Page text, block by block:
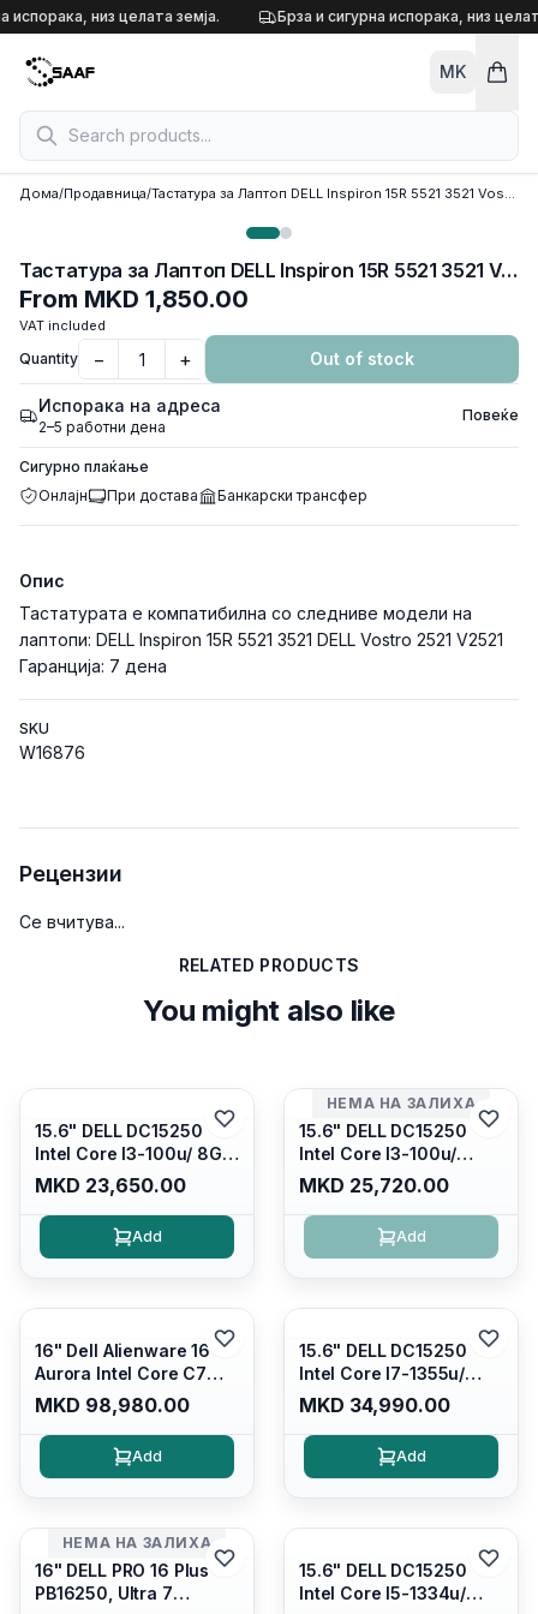
Skip to content
испорака, низ целата земја. Брза и сигурна испорака, низ
MK
Дома/Продавница/ Тастатура за Лаптоп DELL Inspiron 15R 5521 3521 Vostro 2521 V2521
Тастатура за Лаптоп DELL Inspiron 15R 5521 3521 Vostro 2521 V2521
From MKD 1,850.00
VAT included
Quantity − + Out of stock
Испорака на адреса
2–5 работни дена
Повеќе
Сигурно плаќање
Онлајн
При достава Банкарски трансфер
Опис
Тастатурата е компатибилна со следниве модели на
лаптопи: DELL Inspiron 15R 5521 3521 DELL Vostro 2521 V2521
Гаранција: 7 дена
SKU
W16876
Рецензии
Се вчитува...
RELATED PRODUCTS
You might also like
15.6" DELL DC15250
Intel Core I3-100u/ 8GB
DDR4/ 512GB SSD M.2/
Iris Xe Graphics/ 120Hz
Anti-glare LED Display/
Backlit Kb/ Platinum
MKD 23,650.00
Add
НЕМА НА ЗАЛИХА
15.6" DELL DC15250
Intel Core I3-100u/
16GB DDR4/ 512GB SSD
M.2/ Iris Xe Graphics/
120Hz Anti-glare LED
Display/ Backlit Kb/
MKD 25,720.00
Add
16" Dell Alienware 16
Aurora Intel Core C7
240H /16GB RAM DDR5
5600mhz/ 1TB SSD M.2
Nvme/rtx4050 6GB/
Wqxga(2560x1600)
Win 11 Home/
MKD 98,980.00
Add
15.6" DELL DC15250
Intel Core I7-1355u/
16GB DDR4 / 512GB SSD
M.2 2230/ Intel UHD
Graphics/ 120Hz Anti-
glare FULLHD LED
MKD 34,990.00
Add
НЕМА НА ЗАЛИХА
16" DELL PRO 16 Plus
PB16250, Ultra 7
15.6" DELL DC15250
Intel Core I5-1334u/